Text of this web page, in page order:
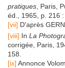
pratiques , Paris,
éd., 1965, p. 216
[vii] D'après
[viii] In La
corrigée, Paris,
158.
[ix] Annonce